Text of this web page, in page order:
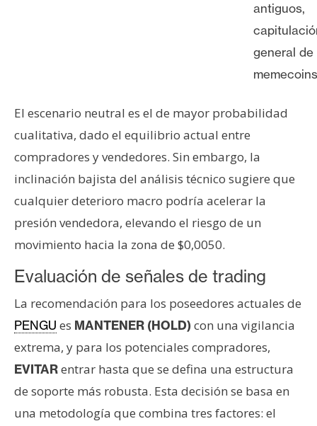
antiguos,
general de
memecoins
El escenario neutral es el de mayor probabilidad
cualitativa, dado el equilibrio actual entre
compradores y vendedores. Sin embargo, la
inclinación bajista del análisis técnico sugiere que
cualquier deterioro macro podría acelerar la
presión vendedora, elevando el riesgo de un
movimiento hacia la zona de $0,0050.
Evaluación de señales de trading
La recomendación para los poseedores actuales de
PENGU es MANTENER (HOLD)con una vigilancia
extrema, y para los potenciales compradores,
EVITARentrar hasta que se defina una estructura
de soporte más robusta. Esta decisión se basa en
una metodología que combina tres factores: el